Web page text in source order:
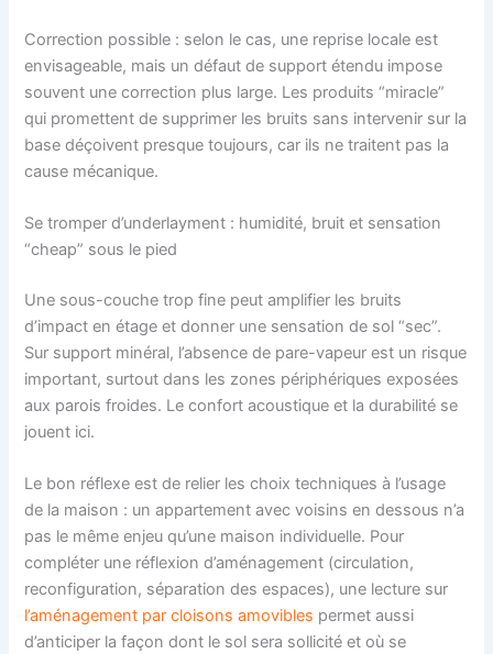
Correction possible : selon le cas, une reprise locale est
envisageable, mais un défaut de support étendu impose
souvent une correction plus large. Les produits “miracle”
qui promettent de supprimer les bruits sans intervenir sur la
base déçoivent presque toujours, car ils ne traitent pas la
cause mécanique.
Se tromper d’underlayment : humidité, bruit et sensation
“cheap” sous le pied
Une sous-couche trop fine peut amplifier les bruits
d’impact en étage et donner une sensation de sol “sec”.
Sur support minéral, l’absence de pare-vapeur est un risque
important, surtout dans les zones périphériques exposées
aux parois froides. Le confort acoustique et la durabilité se
jouent ici.
Le bon réflexe est de relier les choix techniques à l’usage
de la maison : un appartement avec voisins en dessous n’a
pas le même enjeu qu’une maison individuelle. Pour
compléter une réflexion d’aménagement (circulation,
reconfiguration, séparation des espaces), une lecture sur
l’aménagement par cloisons amovibles permet aussi
d’anticiper la façon dont le sol sera sollicité et où se